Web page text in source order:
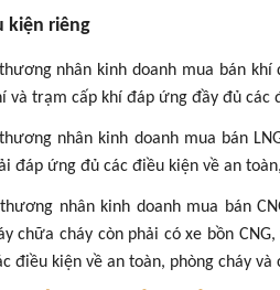
kiện riêng
nhân kinh doanh mua bán
và trạm cấp khí đáp ứng đầy đủ các
nhân kinh doanh mua bán
đáp ứng đủ các điều kiện về an
nhân kinh doanh mua bán
chữa cháy còn phải có xe bồn
điều kiện về an toàn, phòng cháy